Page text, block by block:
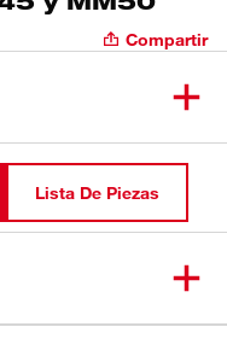
Compartir
Lista De Piezas